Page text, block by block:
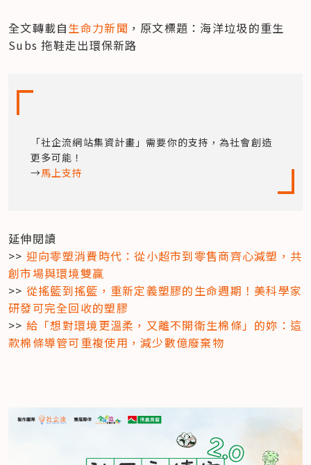
全文轉載自生命力新聞 ，原文標題：海洋垃圾的重生
Subs 拖鞋走出環保新路
「社企流網站集資計畫」需要你的支持，為社會創造
更多可能！
→馬上支持
延伸閱讀
>> 迎向零塑消費時代：從小超市到零售商齊心減塑，共
創市場與環境雙贏
>> 從搖籃到搖籃，重新定義塑膠的生命週期！美科學家
研發可完全回收的塑膠
>> 給「想對環境更溫柔，又離不開衛生棉條」的妳：這
款棉條導管可重複使用，減少數億廢棄物